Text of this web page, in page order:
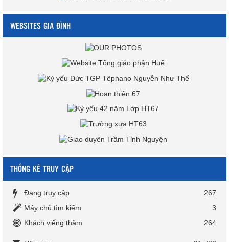
WEBSITES GIA ĐÌNH
THỐNG KÊ TRUY CẬP
Đang truy cập
267
Máy chủ tìm kiếm
3
Khách viếng thăm
264